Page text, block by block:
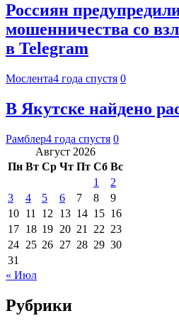
Россиян
мошенничества со
в Telegram
Мослента4 года спустя 0
В Якутске найдено
Рамблер4 года спустя 0
Август 2026
Пн Вт Ср Чт Пт Сб Вс
1
2
3
4 5 6 7 8
9
10 11 12 13 14 15 16
17 18 19 20 21 22 23
24 25 26 27 28 29 30
31
« Июл
Рубрики